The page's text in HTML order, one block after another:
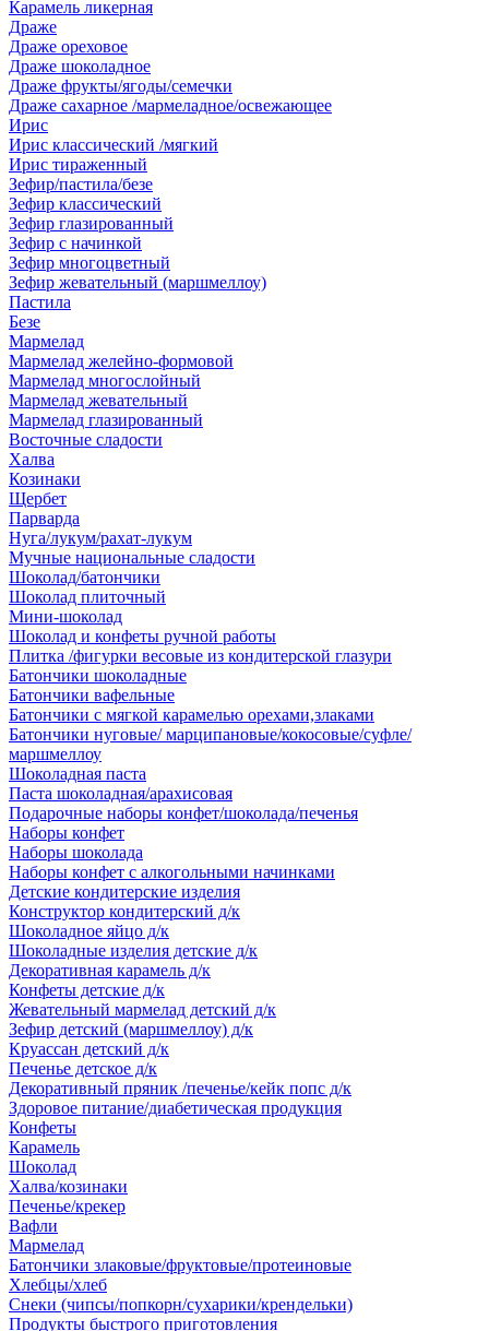
Карамель ликерная
Драже
Драже ореховое
Драже шоколадное
Драже фрукты/ягоды/семечки
Драже сахарное /мармеладное/освежающее
Ирис
Ирис классический /мягкий
Ирис тираженный
Зефир/пастила/безе
Зефир классический
Зефир глазированный
Зефир с начинкой
Зефир многоцветный
Зефир жевательный (маршмеллоу)
Пастила
Безе
Мармелад
Мармелад желейно-формовой
Мармелад многослойный
Мармелад жевательный
Мармелад глазированный
Восточные сладости
Халва
Козинаки
Щербет
Парварда
Нуга/лукум/рахат-лукум
Мучные национальные сладости
Шоколад/батончики
Шоколад плиточный
Мини-шоколад
Шоколад и конфеты ручной работы
Плитка /фигурки весовые из кондитерской глазури
Батончики шоколадные
Батончики вафельные
Батончики с мягкой карамелью орехами,злаками
Батончики нуговые/ марципановые/кокосовые/суфле/
маршмеллоу
Шоколадная паста
Паста шоколадная/арахисовая
Подарочные наборы конфет/шоколада/печенья
Наборы конфет
Наборы шоколада
Наборы конфет с алкогольными начинками
Детские кондитерские изделия
Конструктор кондитерский д/к
Шоколадное яйцо д/к
Шоколадные изделия детские д/к
Декоративная карамель д/к
Конфеты детские д/к
Жевательный мармелад детский д/к
Зефир детский (маршмеллоу) д/к
Круассан детский д/к
Печенье детское д/к
Декоративный пряник /печенье/кейк попс д/к
Здоровое питание/диабетическая продукция
Конфеты
Карамель
Шоколад
Халва/козинаки
Печенье/крекер
Вафли
Мармелад
Батончики злаковые/фруктовые/протеиновые
Хлебцы/хлеб
Снеки (чипсы/попкорн/сухарики/крендельки)
Продукты быстрого приготовления